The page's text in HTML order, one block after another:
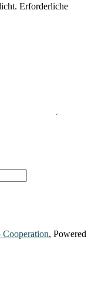
Erforderliche
, Powered